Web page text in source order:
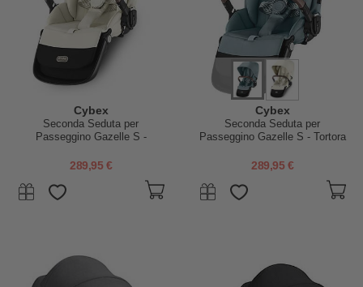
Cybex
Seconda Seduta per
Passeggino Gazelle S -
289,95 €
Cybex
Seconda Seduta per
Passeggino Gazelle S - Tortora
289,95 €